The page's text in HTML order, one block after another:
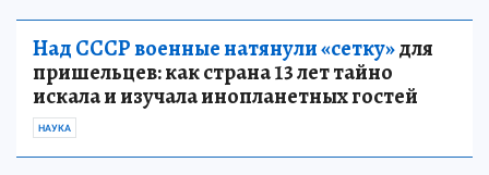
Над СССР военные натянули «сетку»для
пришельцев: как страна 13 лет тайно
искала и изучала инопланетных гостей
НАУКА